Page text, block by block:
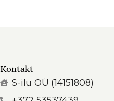
Kontakt
S-ilu OÜ (14151808)